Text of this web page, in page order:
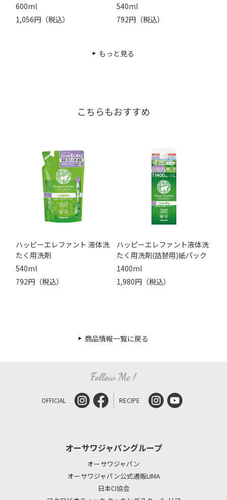
600ml
1,056円（税込）
540ml
792円（税込）
もっと見る
こちらもおすすめ
ハッピーエレファント 液体洗
たく用洗剤
540ml
792円（税込）
ハッピーエレファント液体洗
たく用洗剤(詰替用)紙パック
1400ml
1,980円（税込）
商品情報一覧に戻る
OFFICIAL RECIPE
オーサワジャパングループ
オーサワジャパン
オーサワジャパン公式通販LIMA
日本CI協会